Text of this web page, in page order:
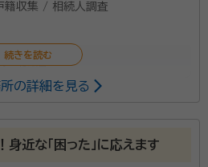
収集 / 相続人調査
行政書士
それから面談によりすすめま
の詳細を見る
近な「困った」に応えます